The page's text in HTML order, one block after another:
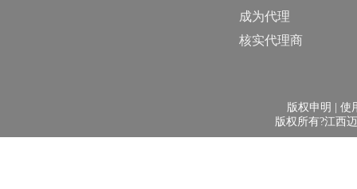
成为代理
核实代理商
版权申明 | 使
版权所有?江西